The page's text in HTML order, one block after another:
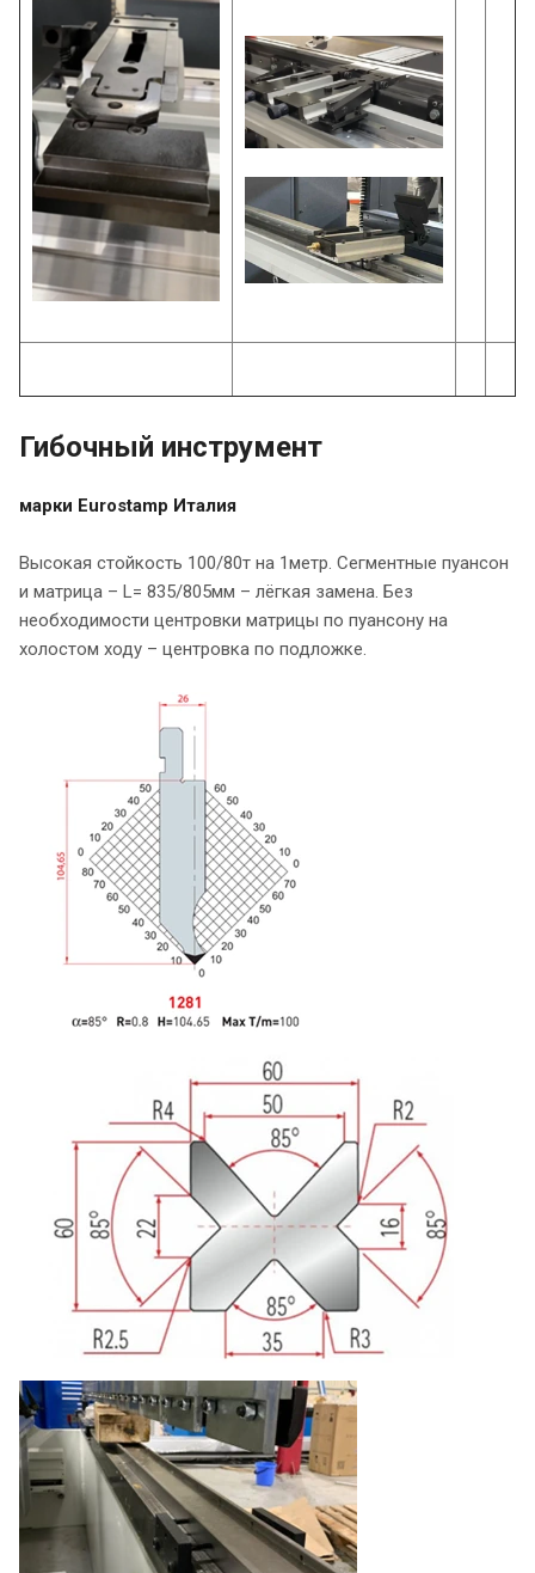
Гибочный инструмент
марки Eurostamp Италия
Высокая стойкость 100/80т на 1метр. Сегментные пуансон
и матрица – L= 835/805мм – лёгкая замена. Без
необходимости центровки матрицы по пуансону на
холостом ходу – центровка по подложке.